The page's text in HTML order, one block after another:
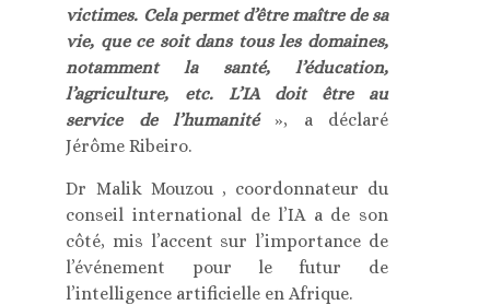
victimes. Cela permet d’être maître de sa
vie, que ce soit dans tous les domaines,
notamment la santé, l’éducation,
l’agriculture, etc. L’IA doit être au
service de l’humanité
», a déclaré
Jérôme Ribeiro.
Dr Malik Mouzou , coordonnateur du
conseil international de l’IA a de son
côté, mis l’accent sur l’importance de
l’événement pour le futur de
l’intelligence artificielle en Afrique.